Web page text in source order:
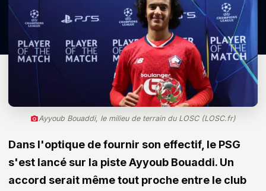
Ayyoub Bouaddi, le milieu de terrain du LOSC (LOSC.fr)
Dans l'optique de fournir son effectif, le PSG
s'est lancé sur la piste Ayyoub Bouaddi. Un
accord serait même tout proche entre le club